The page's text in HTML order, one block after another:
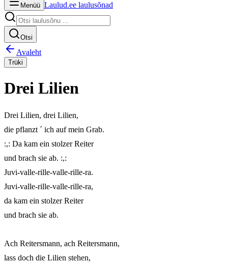
Menüü Laulud.ee laulusõnad
Otsi
Avaleht
Trüki
Drei Lilien
Drei Lilien, drei Lilien,
die pflanzt ´ ich auf mein Grab.
:,: Da kam ein stolzer Reiter
und brach sie ab. :,:
Juvi-valle-rille-valle-rille-ra.
Juvi-valle-rille-valle-rille-ra,
da kam ein stolzer Reiter
und brach sie ab.
Ach Reitersmann, ach Reitersmann,
lass doch die Lilien stehen,